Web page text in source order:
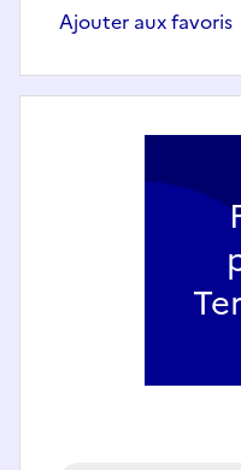
Ajouter aux favoris